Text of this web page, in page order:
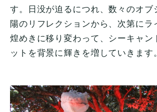
す。日没が迫るにつれ、数々のオブ
陽のリフレクションから、次第にラ
煌めきに移り変わって、シーキャン
ットを背景に輝きを増していきます。